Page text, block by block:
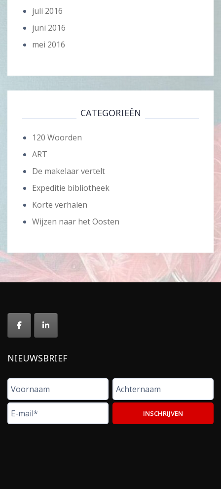
juli 2016
juni 2016
mei 2016
CATEGORIEËN
120 Woorden
ART
De makelaar vertelt
Expeditie bibliotheek
Korte verhalen
Wijzen naar het Oosten
NIEUWSBRIEF